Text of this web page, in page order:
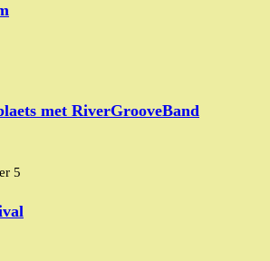
met RiverGrooveBand
5